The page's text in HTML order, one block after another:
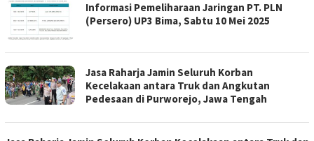
Informasi Pemeliharaan Jaringan PT. PLN
(Persero) UP3 Bima, Sabtu 10 Mei 2025
Jasa Raharja Jamin Seluruh Korban
Kecelakaan antara Truk dan Angkutan
Pedesaan di Purworejo, Jawa Tengah